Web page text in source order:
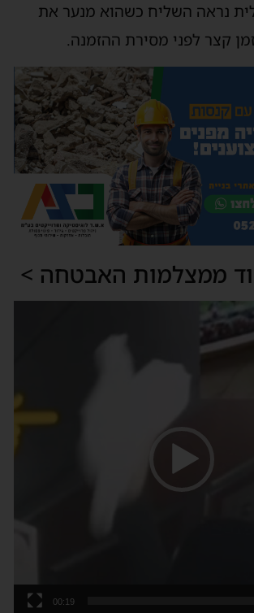
נראה השליח כשהוא מנער את
קצר לפני מסירת ההזמנה.
ממצלמות האבטחה >
00:19